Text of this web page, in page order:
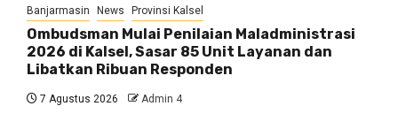
Banjarmasin News Provinsi Kalsel
Ombudsman Mulai Penilaian Maladministrasi
2026 di Kalsel, Sasar 85 Unit Layanan dan
Libatkan Ribuan Responden
7 Agustus 2026 Admin 4